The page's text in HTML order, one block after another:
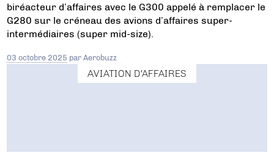
biréacteur d’affaires avec le G300 appelé à remplacer le
G280 sur le créneau des avions d’affaires super-
intermédiaires (super mid-size).
03 octobre 2025 parAerobuzz
AVIATION D'AFFAIRES